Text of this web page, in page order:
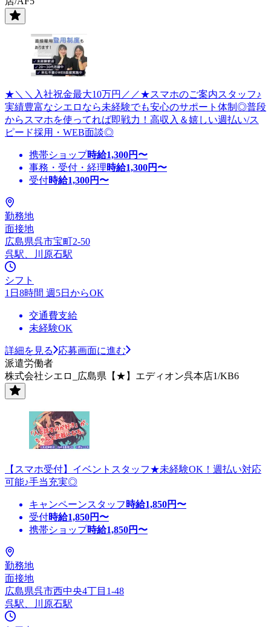
★＼＼入社祝金最大10万円／／★スマホのご案内スタッフ♪
実績豊富なシエロなら未経験でも安心のサポート体制◎普段
からスマホを使ってれば即戦力！高収入＆嬉しい週払い/ス
ピード採用・WEB面談◎
携帯ショップ時給1,300円〜
事務・受付・経理時給1,300円〜
受付時給1,300円〜
勤務地
面接地
広島県呉市宝町2-50
呉駅、川原石駅
シフト
1日8時間 週5日からOK
交通費支給
未経験OK
詳細を見る
応募画面に進む
派遣労働者
株式会社シエロ_広島県【★】エディオン呉本店1/KB6
【スマホ受付】イベントスタッフ★未経験OK！週払い対応
可能♪手当充実◎
キャンペーンスタッフ 時給1,850円〜
受付時給1,850円〜
携帯ショップ時給1,850円〜
勤務地
面接地
広島県呉市西中央4丁目1-48
呉駅、川原石駅